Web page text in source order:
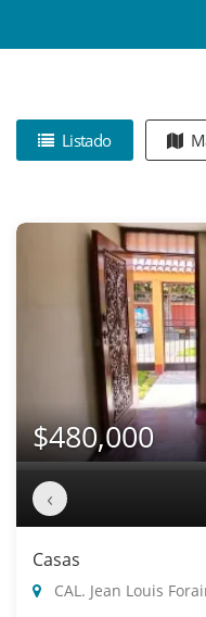
Listado
$480,000
‹
Casas
CAL. Jean Louis